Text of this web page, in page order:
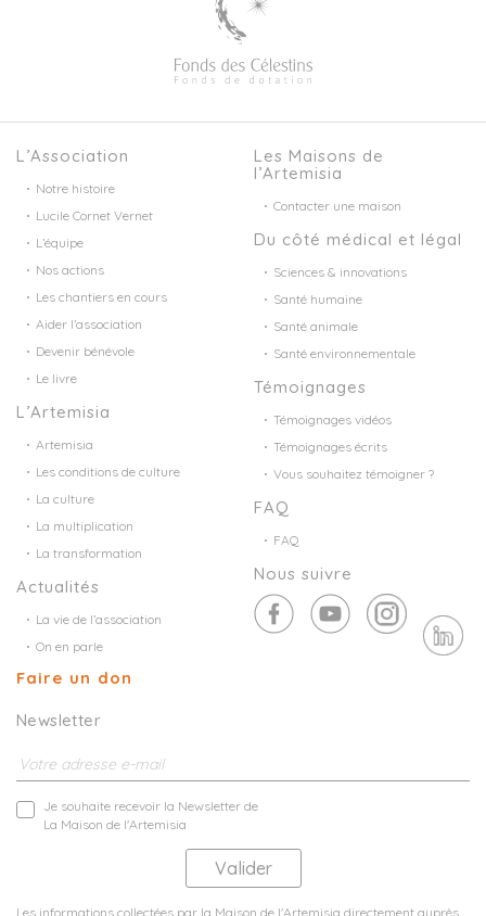
L’Association
Notre histoire
Lucile Cornet Vernet
L’équipe
Nos actions
Les chantiers en cours
Aider l’association
Devenir bénévole
Le livre
L’Artemisia
Artemisia
Les conditions de culture
La culture
La multiplication
La transformation
Actualités
La vie de l’association
On en parle
Faire un don
Les Maisons de
l’Artemisia
Contacter une maison
Du côté médical et légal
Sciences & innovations
Santé humaine
Santé animale
Santé environnementale
Témoignages
Témoignages vidéos
Témoignages écrits
Vous souhaitez témoigner ?
FAQ
FAQ
Nous suivre
Newsletter
Je souhaite recevoir la Newsletter de
La Maison de l'Artemisia
Les informations collectées par la Maison de l'Artemisia directement auprès